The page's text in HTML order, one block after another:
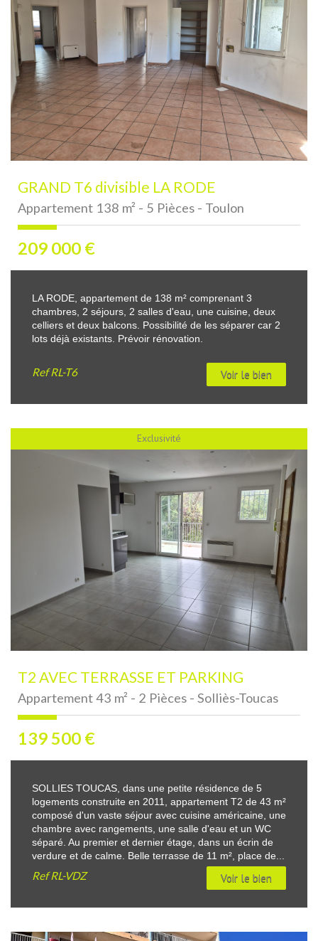
GRAND T6 divisible LA RODE
Appartement 138 m² - 5 Pièces - Toulon
209 000 €
LA RODE, appartement de 138 m² comprenant 3
chambres, 2 séjours, 2 salles d'eau, une cuisine, deux
celliers et deux balcons. Possibilité de les séparer car 2
lots déjà existants. Prévoir rénovation.
RefRL-T6 Voir le bien
Exclusivité
T2 AVEC TERRASSE ET PARKING
Appartement 43 m² - 2 Pièces - Solliès-Toucas
139 500 €
SOLLIES TOUCAS, dans une petite résidence de 5
logements construite en 2011, appartement T2 de 43 m²
composé d'un vaste séjour avec cuisine américaine, une
chambre avec rangements, une salle d'eau et un WC
séparé. Au premier et dernier étage, dans un écrin de
verdure et de calme. Belle terrasse de 11 m², place de...
RefRL-VDZ Voir le bien